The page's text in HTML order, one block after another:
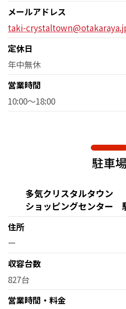
メールアドレス
taki-
定休日
年中無休
営業時間
10:00～18:00
駐車
多気クリスタルタウン
ショッピングセンター
住所
ー
収容台数
827台
営業時間・料金